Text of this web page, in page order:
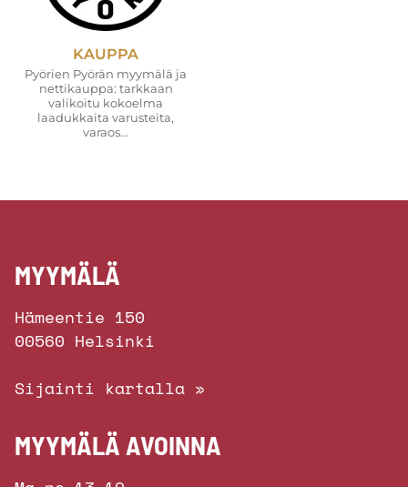
KAUPPA
Pyörien Pyörän myymälä ja
nettikauppa: tarkkaan
valikoitu kokoelma
laadukkaita varusteita,
varaos...
MYYMÄLÄ
Hämeentie 150
00560 Helsinki
Sijainti kartalla »
MYYMÄLÄ AVOINNA